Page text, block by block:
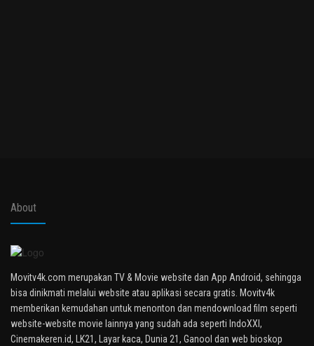
About
Movitv4k.com merupakan TV & Movie website dan App Android, sehingga
bisa dinikmati melalui website atau aplikasi secara gratis. Movitv4k
memberikan kemudahan untuk menonton dan mendownload film seperti
website-website movie lainnya yang sudah ada seperti IndoXXI,
Cinemakeren.id, LK21, Layar kaca, Dunia 21, Ganool dan web bioskop